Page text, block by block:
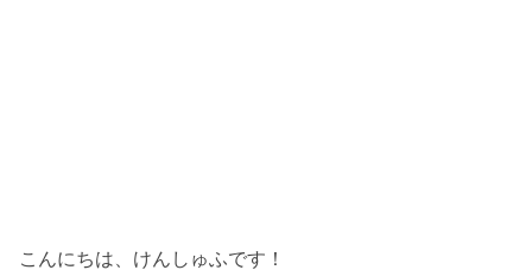
こんにちは、けんしゅふです！